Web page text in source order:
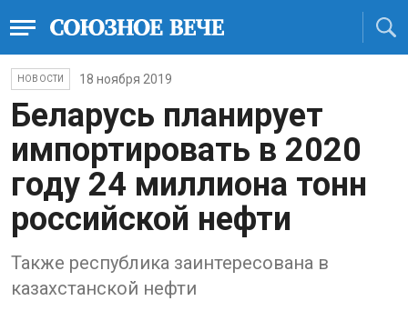
НОВОСТИ 18 ноября 2019
Беларусь планирует
импортировать в 2020
году 24 миллиона тонн
российской нефти
Также республика заинтересована в
казахстанской нефти